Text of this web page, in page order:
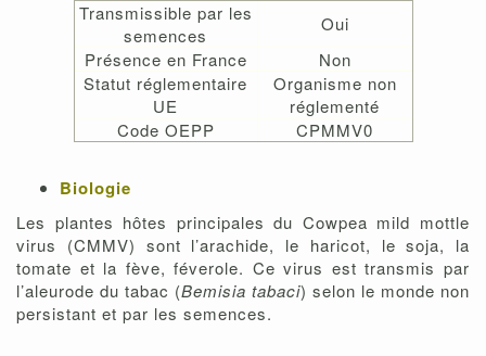
Transmissible par les
semences
Oui
Présence en France
Non
Statut réglementaire
UE
Organisme non
réglementé
Code OEPP
CPMMV0
Biologie
Les plantes hôtes principales du Cowpea mild mottle
virus (CMMV) sont l’arachide, le haricot, le soja, la
tomate et la fève, féverole. Ce virus est transmis par
l’aleurode du tabac (Bemisia tabaci) selon le monde non
persistant et par les semences.